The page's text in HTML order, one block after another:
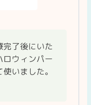
完了後にいた
ロウィンパー
いました。